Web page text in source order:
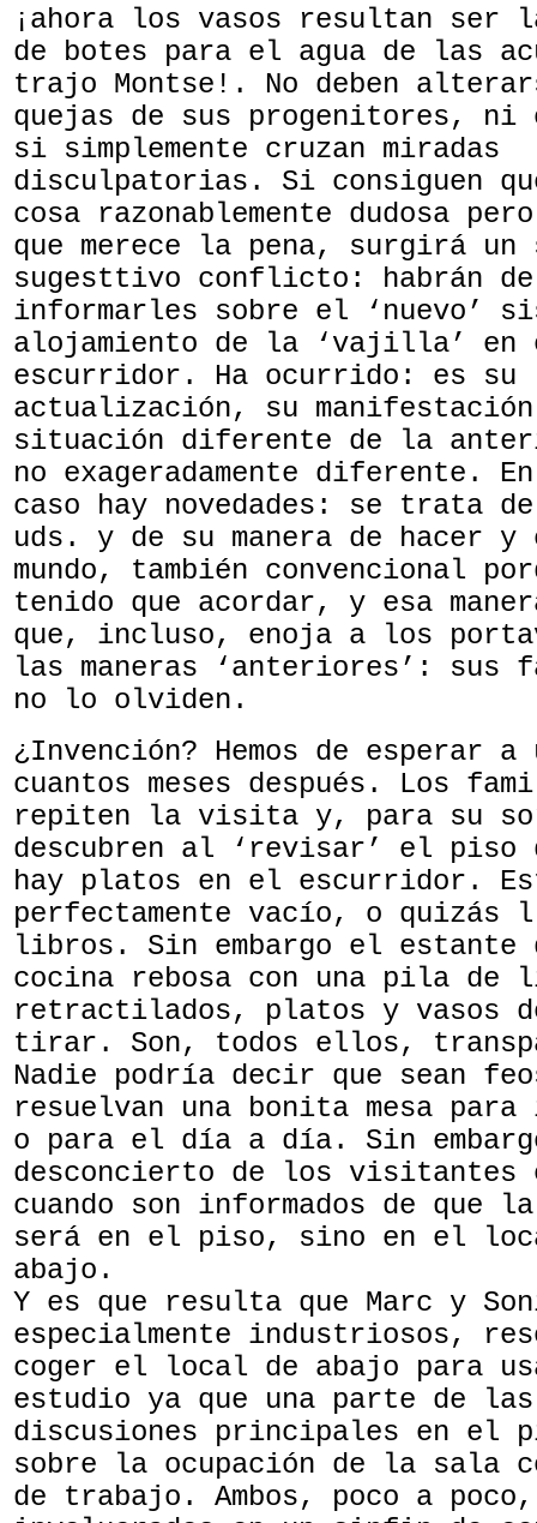
¡ahora los vasos resultan ser
de botes para el agua de las
trajo Montse!. No deben
quejas de sus progenitores, ni
si simplemente cruzan miradas
disculpatorias. Si consiguen
cosa razonablemente dudosa
que merece la pena, surgirá un
sugesttivo conflicto: habrán de
informarles sobre el ‘nuevo’
alojamiento de la ‘vajilla’ en
escurridor. Ha ocurrido: es su
actualización, su manifestación
situación diferente de la
no exageradamente diferente.
caso hay novedades: se trata
uds. y de su manera de hacer y
mundo, también convencional
tenido que acordar, y esa
que, incluso, enoja a los
las maneras ‘anteriores’: sus
no lo olviden.
¿Invención? Hemos de esperar a
cuantos meses después. Los
repiten la visita y, para su
descubren al ‘revisar’ el piso
hay platos en el escurridor.
perfectamente vacío, o quizás
libros. Sin embargo el estante
cocina rebosa con una pila de
retractilados, platos y vasos
tirar. Son, todos ellos,
Nadie podría decir que sean
resuelvan una bonita mesa
o para el día a día. Sin
desconcierto de los visitantes
cuando son informados de que
será en el piso, sino en el
abajo.
Y es que resulta que Marc y
especialmente industriosos,
coger el local de abajo para
estudio ya que una parte de las
discusiones principales en el
sobre la ocupación de la sala
de trabajo. Ambos, poco a